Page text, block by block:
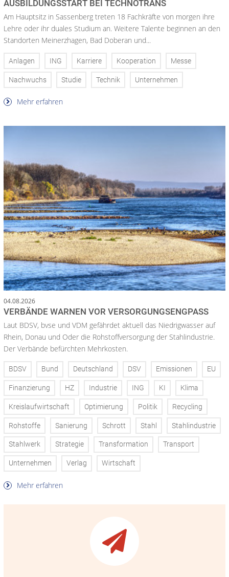
AUSBILDUNGSSTART BEI TECHNOTRANS
Am Hauptsitz in Sassenberg treten 18 Fachkräfte von morgen ihre
Lehre oder ihr duales Studium an. Weitere Talente beginnen an den
Standorten Meinerzhagen, Bad Doberan und...
Anlagen ING Karriere Kooperation Messe
Nachwuchs Studie Technik Unternehmen
Mehr erfahren
04.08.2026
VERBÄNDE WARNEN VOR VERSORGUNGSENGPASS
Laut BDSV, bvse und VDM gefährdet aktuell das Niedrigwasser auf
Rhein, Donau und Oder die Rohstoffversorgung der Stahlindustrie.
Der Verbände befürchten Mehrkosten.
BDSV Bund Deutschland DSV Emissionen EU
Finanzierung HZ Industrie ING KI Klima
Kreislaufwirtschaft Optimierung Politik Recycling
Rohstoffe Sanierung Schrott Stahl Stahlindustrie
Stahlwerk Strategie Transformation Transport
Unternehmen Verlag Wirtschaft
Mehr erfahren